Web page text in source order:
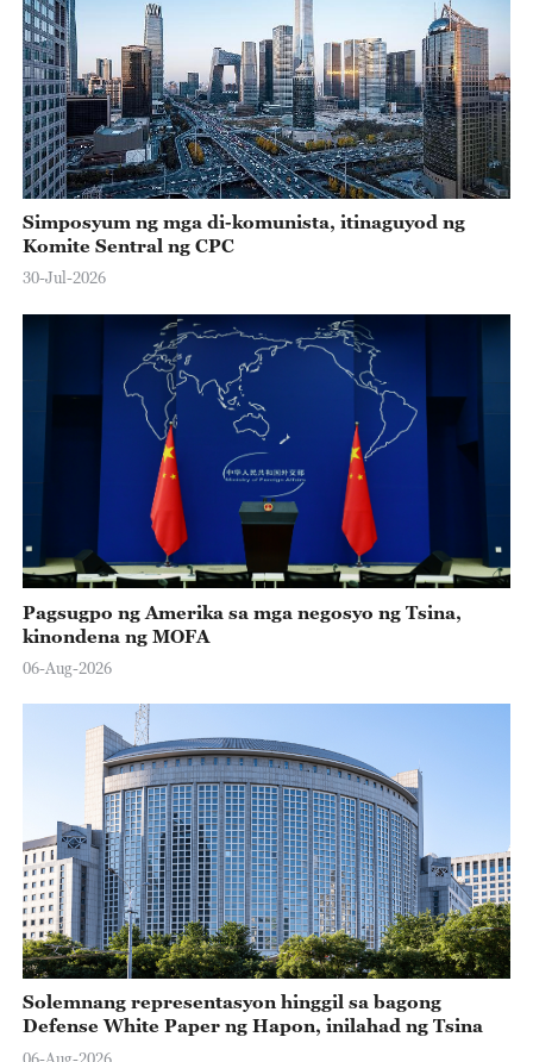
Simposyum ng mga di-komunista, itinaguyod ng
Komite Sentral ng CPC
30-Jul-2026
Pagsugpo ng Amerika sa mga negosyo ng Tsina,
kinondena ng MOFA
06-Aug-2026
Solemnang representasyon hinggil sa bagong
Defense White Paper ng Hapon, inilahad ng Tsina
06-Aug-2026